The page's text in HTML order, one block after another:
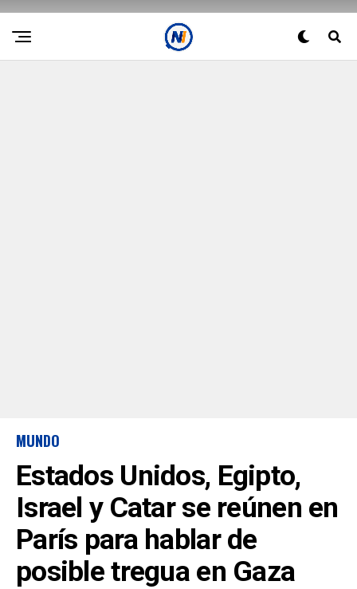
MUNDO
Estados Unidos, Egipto,
Israel y Catar se reúnen en
París para hablar de
posible tregua en Gaza